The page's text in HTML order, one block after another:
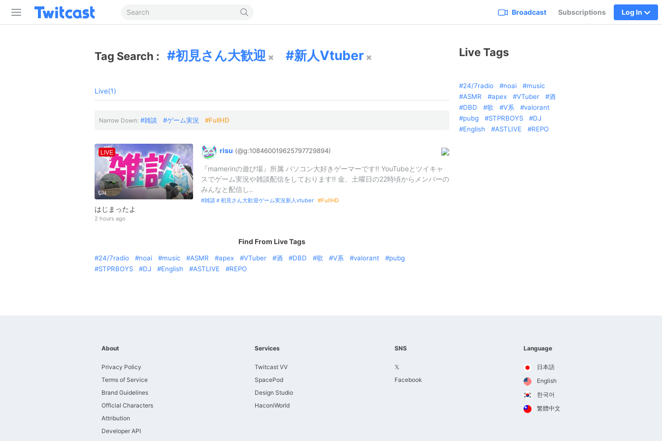
Broadcast Subscriptions Log In
Tag Search : 初見さん大歓迎 新人Vtuber
Live(1)
Narrow Down: 雑談 ゲーム実況 FullHD
LIVE
4
はじまったよ
2 hours ago
risu (@g:108460019625797729894)
『mamerinの遊び場』所属 パソコン大好きゲーマーです‼️ YouTubeとツイキャ
スでゲーム実況や雑談配信をしております‼️ 金、土曜日の22時頃からメンバーの
みんなと配信し..
雑談＃初見さん大歓迎ゲーム実況新人vtuber FullHD
Find From Live Tags
24/7radio noai music ASMR apex VTuber 酒 DBD 歌 V系 valorant
pubg
STPRBOYS
DJ English ASTLIVE REPO
Live Tags
24/7radio noai
music
ASMR
apex VTuber
酒
DBD
歌 V系
valorant
pubg
STPRBOYS
DJ
English
ASTLIVE REPO
About
Privacy Policy
Terms of Service
Brand Guidelines
Official Characters
Attribution
Developer API
Services
Twitcast VV
SpacePod
Design Studio
HaconiWorld
SNS
𝕏
Facebook
Language
日本語
English
한국어
繁體中文